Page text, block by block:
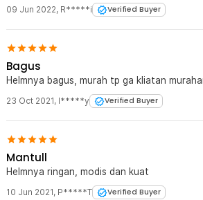
Rincian yang Anda dapatkan untuk pembelian
09 Jun 2022, R*****i Verified Buyer
Bagus
Helmnya bagus, murah tp ga kliatan
23 Oct 2021, l*****y Verified Buyer
Mantull
Helmnya ringan, modis dan kuat
10 Jun 2021, P*****T Verified Buyer